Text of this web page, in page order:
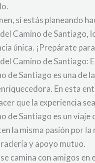
si estás planeando
Camino de Santiago,
única. ¡Prepárate
Camino de Santiago:
de Santiago es una de
En esta
que la experiencia
de Santiago es un
la misma pasión por
y apoyo mutuo.
camina con amigos